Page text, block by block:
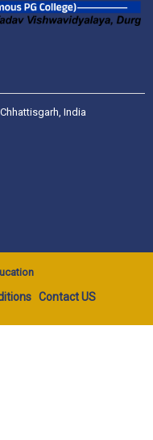
India
Contact US